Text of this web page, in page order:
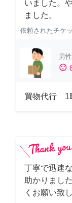
いました。
ました。
依頼されたチケ
男性
sentiment_satisfied
買物代行 1
丁寧で迅速
助かりまし
くお願い致